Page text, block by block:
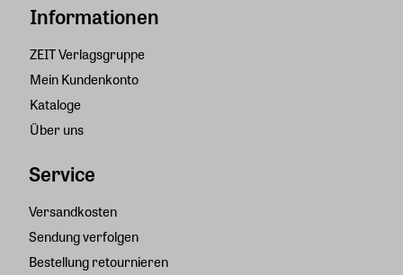
Informationen
ZEIT Verlagsgruppe
Mein Kundenkonto
Kataloge
Über uns
Service
Versandkosten
Sendung verfolgen
Bestellung retournieren